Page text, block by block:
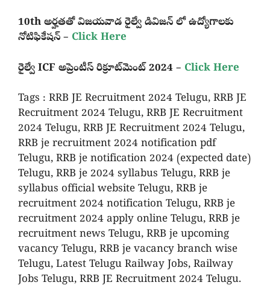
10th అర్హతతో విజయవాడ రైల్వే డివిజన్ లో ఉద్యోగాలకు
నోటిఫికేషన్ – Click Here
రైల్వే ICF అప్రెంటీస్ రిక్రూట్‌మెంట్ 2024 – Click Here
Tags : RRB JE Recruitment 2024 Telugu, RRB JE
Recruitment 2024 Telugu, RRB JE Recruitment
2024 Telugu, RRB JE Recruitment 2024 Telugu,
RRB je recruitment 2024 notification pdf
Telugu, RRB je notification 2024 (expected date)
Telugu, RRB je 2024 syllabus Telugu, RRB je
syllabus official website Telugu, RRB je
recruitment 2024 notification Telugu, RRB je
recruitment 2024 apply online Telugu, RRB je
recruitment news Telugu, RRB je upcoming
vacancy Telugu, RRB je vacancy branch wise
Telugu, Latest Telugu Railway Jobs, Railway
Jobs Telugu, RRB JE Recruitment 2024 Telugu.